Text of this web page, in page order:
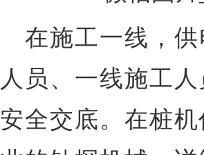
在施工一线 ，
人员、一线施工
安全交底。在桩